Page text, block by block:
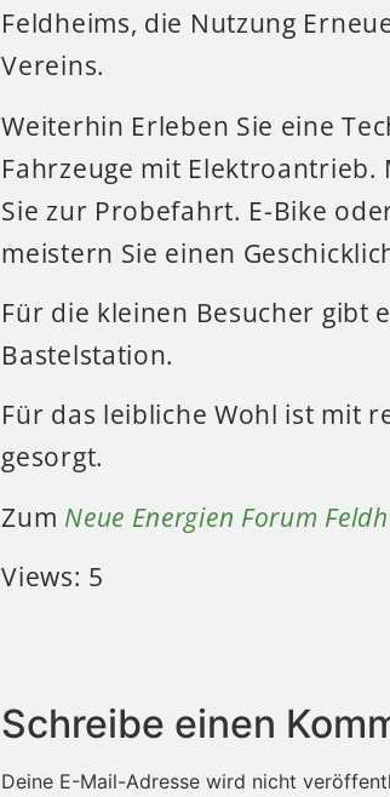
Feldheims, die Nutzung
Vereins.
Weiterhin Erleben Sie eine
Fahrzeuge mit
Sie zur Probefahrt. E-Bike
meistern Sie einen
Für die kleinen Besucher gibt
Bastelstation.
Für das leibliche Wohl ist mit
gesorgt.
Zum Neue Energien Forum
Views: 5
Schreibe einen
Deine E-Mail-Adresse wird nicht